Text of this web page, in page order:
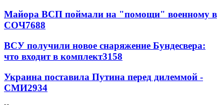
Майора ВСП поймали на "помощи" военному в
СОЧ7688
ВСУ получили новое снаряжение Бундесвера:
что входит в комплект3158
Украина поставила Путина перед дилеммой -
СМИ2934